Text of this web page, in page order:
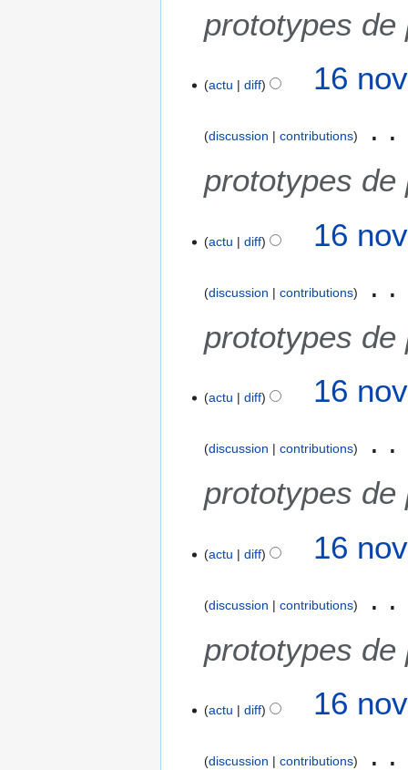
i
c
t
n
prototypes de
actu diff 16
discussion contributions
prototypes de
actu diff 16
discussion contributions
prototypes de
actu diff 16
discussion contributions
prototypes de
actu diff 16
discussion contributions
prototypes de
actu diff 16
discussion contributions